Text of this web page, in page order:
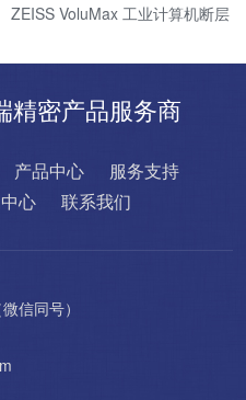
ZEISS VoluMax 工业计算机断层
精密产品服务商
产品中心
服务支持
心 联系我们
信同号）